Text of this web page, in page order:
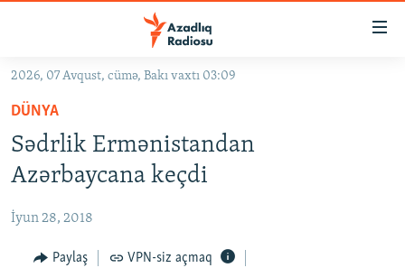
Əsas
qayıt
Əsas
naviqasiyaya
qayıt
Axtarışa
keç
#İZAHLA
KORRUPSIOMETR
FƏRQƏ BAX
QANUNI DOĞRU
2026, 07 Avqust, cümə, Bakı vaxtı 03:09
DÜNYA
Sədrlik Ermənistandan
Azərbaycana keçdi
İyun 28, 2018
Paylaş VPN-siz açmaq